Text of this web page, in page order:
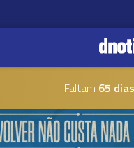
Faltam 65 dias